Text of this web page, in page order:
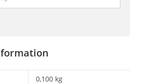
0,100 kg